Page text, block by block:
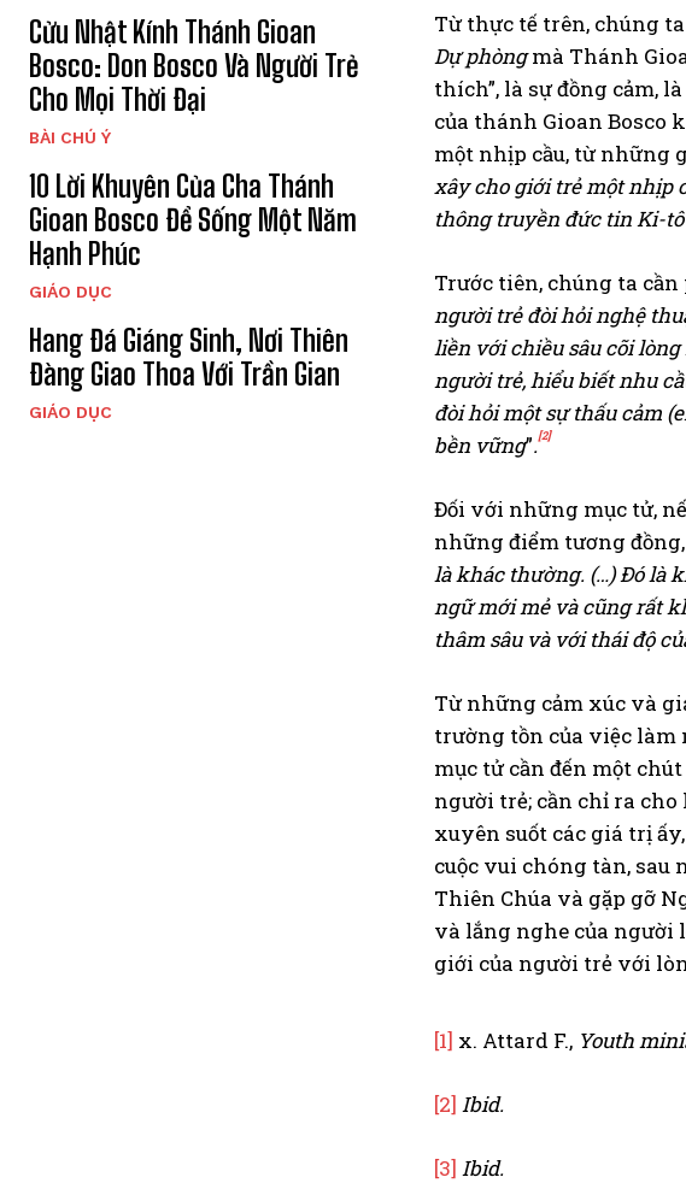
Cửu Nhật Kính Thánh Gioan
Bosco: Don Bosco Và Người Trẻ
Cho Mọi Thời Đại
BÀI CHÚ Ý
10 Lời Khuyên Của Cha Thánh
Gioan Bosco Để Sống Một Năm
Hạnh Phúc
GIÁO DỤC
Hang Đá Giáng Sinh, Nơi Thiên
Đàng Giao Thoa Với Trần Gian
GIÁO DỤC
Từ thực tế trên, chúng
Dự phòngmà Thánh
thích”, là sự đồng cảm,
của thánh Gioan Bosco
một nhịp cầu, từ những
xây cho giới trẻ một nhịp
thông truyền đức tin Ki-tô
Trước tiên, chúng ta
người trẻ đòi hỏi nghệ
liền với chiều sâu cõi
người trẻ, hiểu biết nhu
đòi hỏi một sự thấu cảm
bền vững”.[2]
Đối với những mục tử,
những điểm tương đồng,
là khác thường. (…) Đó là
ngữ mới mẻ và cũng rất
thâm sâu và với thái độ
Từ những cảm xúc và
trường tồn của việc làm
mục tử cần đến một
người trẻ; cần chỉ ra
xuyên suốt các giá trị
cuộc vui chóng tàn,
Thiên Chúa và gặp gỡ
và lắng nghe của người
giới của người trẻ với
[1] x. Attard F., Youth
[2] Ibid.
[3] Ibid.